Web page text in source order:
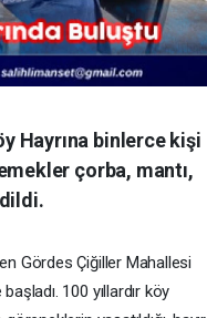
Hayrına binlerce kişi
çorba, mantı,
Gördes Çiğiller Mahallesi
100 yıllardır köy